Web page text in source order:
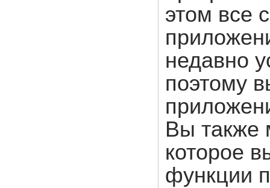
этом все
недавно
поэтому
Вы также
которое
функции